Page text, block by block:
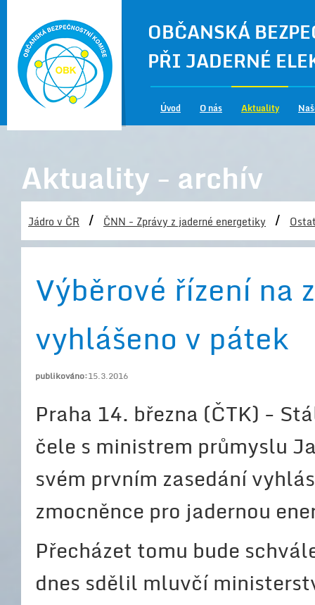
OBČANSKÁ
PŘI JADERNÉ
Úvod O nás Aktuality
Aktuality - archív
Jádro v ČR / ČNN - Zprávy z jaderné energetiky /
Výběrové řízení na
vyhlášeno v pátek
publikováno:15.3.2016
Praha 14. března (ČTK) -
čele s ministrem průmyslu
svém prvním zasedání
zmocněnce pro jadernou
Přecházet tomu bude
dnes sdělil mluvčí